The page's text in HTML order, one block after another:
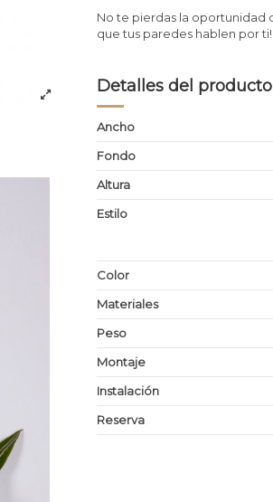
No te pierdas la oportunidad
que tus paredes hablen por ti!
Detalles del producto
Ancho
Fondo
Altura
Estilo
Color
Materiales
Peso
Montaje
Instalación
Reserva